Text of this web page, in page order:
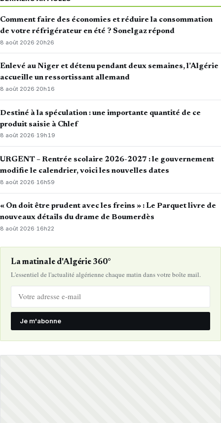
Comment faire des économies et réduire la consommation
de votre réfrigérateur en été ? Sonelgaz répond
8 août 2026·20h26
Enlevé au Niger et détenu pendant deux semaines, l’Algérie
accueille un ressortissant allemand
8 août 2026·20h16
Destiné à la spéculation : une importante quantité de ce
produit saisie à Chlef
8 août 2026·19h19
URGENT – Rentrée scolaire 2026-2027 : le gouvernement
modifie le calendrier, voici les nouvelles dates
8 août 2026· 16h59
« On doit être prudent avec les freins » : Le Parquet livre de
nouveaux détails du drame de Boumerdès
8 août 2026·16h22
La matinale d'Algérie 360°
L'essentiel de l'actualité algérienne chaque matin dans votre boîte mail.
Je m'abonne